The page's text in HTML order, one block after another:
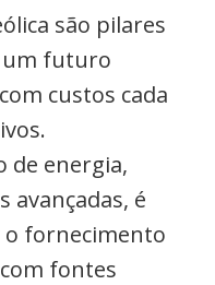
são pilares
futuro
custos cada
de energia,
avançadas, é
fornecimento
fontes